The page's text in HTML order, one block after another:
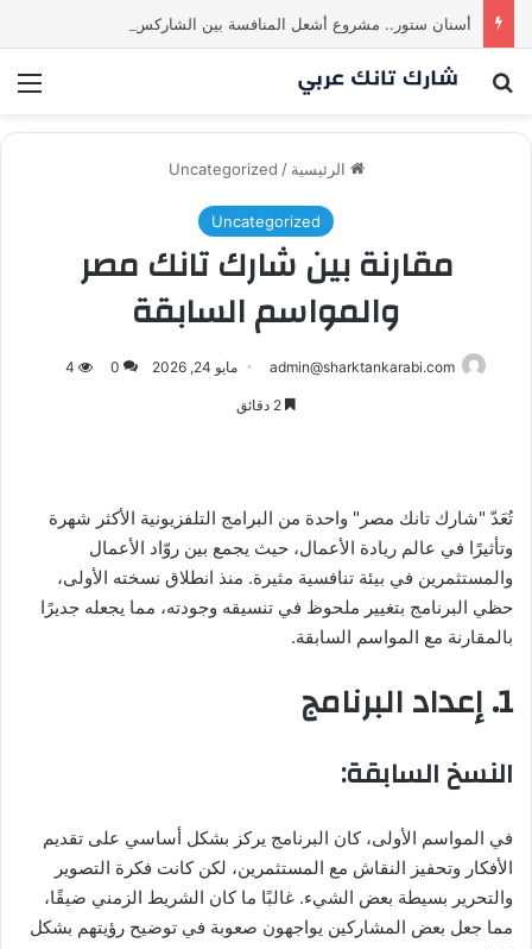
بحث عن
الرئيسية /
Uncategorized
Uncategorized
مقارنة بين شارك تانك مصر
والمواسم السابقة
admin@sharktankarabi.com مايو 24, 2026 0
4
تُعَدّ "شارك تانك مصر" واحدة من البرامج التلفزيونية الأكثر شهرة
وتأثيرًا في عالم ريادة الأعمال، حيث يجمع بين روّاد الأعمال
والمستثمرين في بيئة تنافسية مثيرة. منذ انطلاق نسخته الأولى،
حظي البرنامج بتغيير ملحوظ في تنسيقه وجودته، مما يجعله جديرًا
بالمقارنة مع المواسم السابقة.
1. إعداد البرنامج
النسخ السابقة:
في المواسم الأولى، كان البرنامج يركز بشكل أساسي على تقديم
الأفكار وتحفيز النقاش مع المستثمرين، لكن كانت فكرة التصوير
والتحرير بسيطة بعض الشيء. غالبًا ما كان الشريط الزمني ضيقًا،
مما جعل بعض المشاركين يواجهون صعوبة في توضيح رؤيتهم بشكل